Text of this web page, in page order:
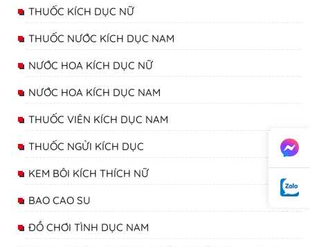
THUỐC KÍCH DỤC NỮ
THUỐC NƯỚC KÍCH DỤC NAM
NƯỚC HOA KÍCH DỤC NỮ
NƯỚC HOA KÍCH DỤC NAM
THUỐC VIÊN KÍCH DỤC NAM
THUỐC NGỬI KÍCH DỤC
KEM BÔI KÍCH THÍCH NỮ
BAO CAO SU
ĐỒ CHƠI TÌNH DỤC NAM